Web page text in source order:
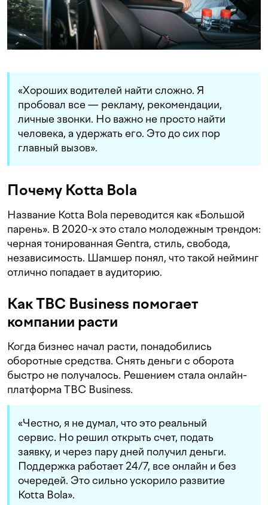
«Хороших водителей найти сложно. Я
пробовал все — рекламу, рекомендации,
личные звонки. Но важно не просто найти
человека, а удержать его. Это до сих пор
главный вызов».
Почему Kotta Bola
Название Kotta Bola переводится как «Большой
парень». В 2020-х это стало молодежным трендом:
черная тонированная Gentra, стиль, свобода,
независимость. Шамшер понял, что такой нейминг
отлично попадает в аудиторию.
Как TBC Business помогает
компании расти
Когда бизнес начал расти, понадобились
оборотные средства. Снять деньги с оборота
быстро не получалось. Решением стала онлайн-
платформа TBC Business.
«Честно, я не думал, что это реальный
сервис. Но решил открыть счет, подать
заявку, и через пару дней получил деньги.
Поддержка работает 24/7, все онлайн и без
очередей. Это сильно ускорило развитие
Kotta Bola».